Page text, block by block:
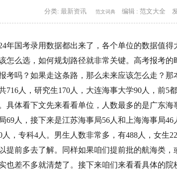
分类: 最新资讯 范文词典 编辑 : 范文大全
年国考录用数据都出来了，各个单位的数据值
怎么选，如何规划路径就非常关键。高考报考
考吗？如果走这条路，那么未来应该怎么走？那
716人，研究生170人，大连海事大学90人，前5
具体看下文先来看看单位，人数最多的是广东海
69人，接下来是江苏海事局56人和上海海事局
人，专科4人。男生人数非常多，有488人，女生
提前多去了解。同样如果咱们提前批的航海类
也差不多就清楚了。接下来咱们来看看具体的